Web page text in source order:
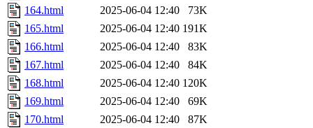
164.html
2025-06-04 12:40
73K
165.html
2025-06-04 12:40 191K
166.html
2025-06-04 12:40
83K
167.html
2025-06-04 12:40
84K
168.html
2025-06-04 12:40 120K
169.html
2025-06-04 12:40
69K
170.html
2025-06-04 12:40
87K